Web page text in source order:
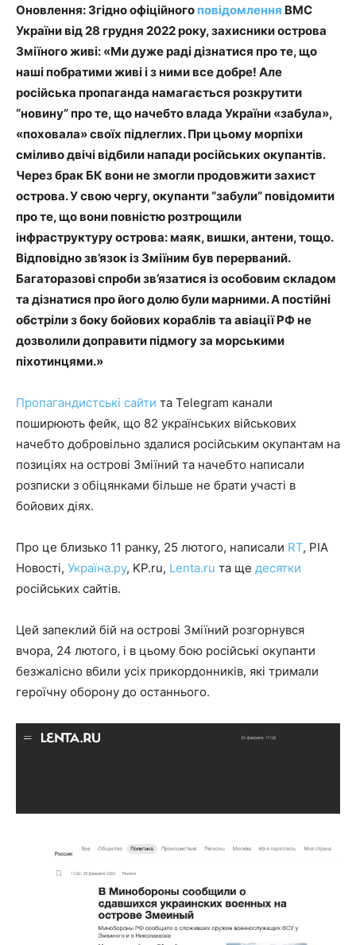
Оновлення: Згідно офіційного повідомлення ВМС
України від 28 грудня 2022 року, захисники острова
Зміїного живі: «Ми дуже раді дізнатися про те, що
наші побратими живі і з ними все добре! Але
російська пропаганда намагається розкрутити
“новину” про те, що начебто влада України «забула»,
«поховала» своїх підлеглих. При цьому морпіхи
сміливо двічі відбили напади російських окупантів.
Через брак БК вони не змогли продовжити захист
острова. У свою чергу, окупанти “забули” повідомити
про те, що вони повністю розтрощили
інфраструктуру острова: маяк, вишки, антени, тощо.
Відповідно зв’язок із Зміїним був перерваний.
Багаторазові спроби зв’язатися із особовим складом
та дізнатися про його долю були марними. А постійні
обстріли з боку бойових кораблів та авіації РФ не
дозволили доправити підмогу за морськими
піхотинцями.»
Пропагандистські сайти та Telegram канали
поширюють фейк, що 82 українських військових
начебто добровільно здалися російським окупантам на
позиціях на острові Зміїний та начебто написали
розписки з обіцянками більше не брати участі в
бойових діях.
Про це близько 11 ранку, 25 лютого, написали RT, РІА
Новості, Україна.ру, KP.ru, Lenta.ru та ще десятки
російських сайтів.
Цей запеклий бій на острові Зміїний розгорнувся
вчора, 24 лютого, і в цьому бою російські окупанти
безжалісно вбили усіх прикордонників, які тримали
героїчну оборону до останнього.